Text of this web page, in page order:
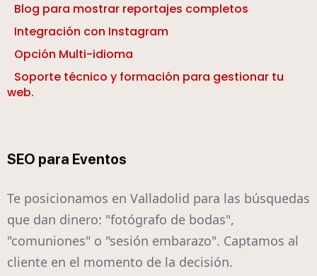
Blog para mostrar reportajes completos
Integración con Instagram
Opción Multi-idioma
Soporte técnico y formación para gestionar tu
web.
SEO para Eventos
Te posicionamos en Valladolid para las búsquedas
que dan dinero: "fotógrafo de bodas",
"comuniones" o "sesión embarazo". Captamos al
cliente en el momento de la decisión.